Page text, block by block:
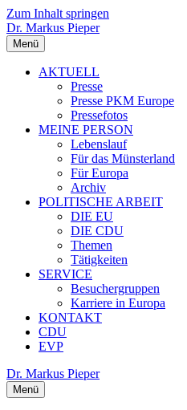
Zum Inhalt springen
Dr. Markus Pieper
Menü
AKTUELL
Presse
Presse PKM Europe
Pressefotos
MEINE PERSON
Lebenslauf
Für das Münsterland
Für Europa
Archiv
POLITISCHE ARBEIT
DIE EU
DIE CDU
Themen
Tätigkeiten
SERVICE
Besuchergruppen
Karriere in Europa
KONTAKT
CDU
EVP
Dr. Markus Pieper
Menü